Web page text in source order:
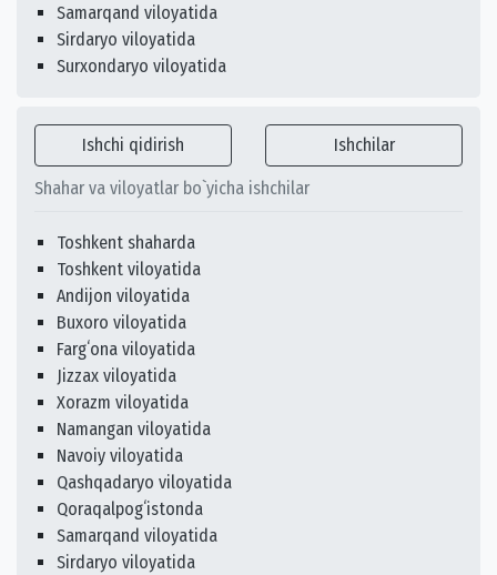
Samarqand viloyatida
Sirdaryo viloyatida
Surxondaryo viloyatida
Ishchi qidirish Ishchilar
Shahar va viloyatlar bo`yicha ishchilar
Toshkent shaharda
Toshkent viloyatida
Andijon viloyatida
Buxoro viloyatida
Fargʻona viloyatida
Jizzax viloyatida
Xorazm viloyatida
Namangan viloyatida
Navoiy viloyatida
Qashqadaryo viloyatida
Qoraqalpogʻistonda
Samarqand viloyatida
Sirdaryo viloyatida